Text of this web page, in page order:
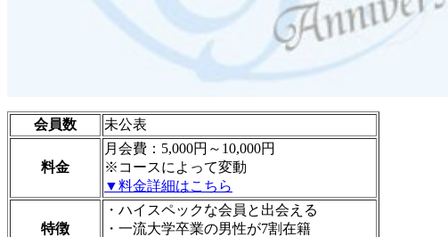
会員数 未公表
料金
月会費：5,000円～10,000円
※コースによって変動
▼料金詳細はこちら
特徴
・ハイスペックな会員と出会える
・一流大学卒業の男性が7割在籍